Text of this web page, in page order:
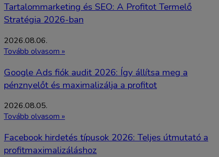
Tartalommarketing és SEO: A Profitot Termelő
Stratégia 2026-ban
2026.08.06.
Tovább olvasom »
Google Ads fiók audit 2026: Így állítsa meg a
pénznyelőt és maximalizálja a profitot
2026.08.05.
Tovább olvasom »
Facebook hirdetés típusok 2026: Teljes útmutató a
profitmaximalizáláshoz